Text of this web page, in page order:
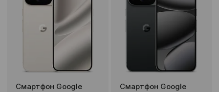
Смартфон Google
Смартфон Google